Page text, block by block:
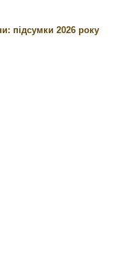
підсумки 2026 року